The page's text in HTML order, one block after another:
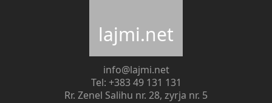
lajmi.net
info@lajmi.net
Tel: +383 49 131 131
Rr. Zenel Salihu nr. 28, zyrja nr. 5